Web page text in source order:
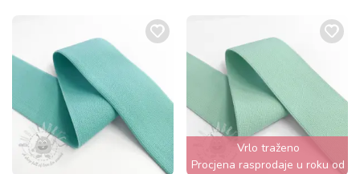
Vrlo traženo
Procjena rasprodaje u roku od